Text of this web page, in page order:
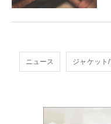
ニュース ジャケット